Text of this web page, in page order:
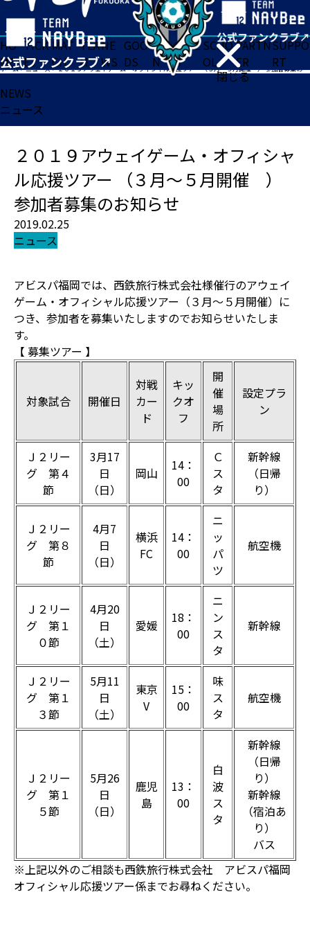
閉じる
HO
ME
TICK
ET
MAT
CH
TEA
M
NE
WS
GOO
DS
FA
N
ACADE
MY
SCHO
OL
PARTN
ER
SUPPO
RT
ホーム>ニュース>２０１９アウェイゲーム・オフィシャル応援ツアー （３月～５月開催 ） 参加者募集のお知らせ
NEWS
ニュース
２０１９アウェイゲーム・オフィシャ
ル応援ツアー （３月～５月開催 ）
参加者募集のお知らせ
2019.02.25
ニュース
アビスパ福岡では、西鉄旅行株式会社様催行のアウェイ
ゲーム・オフィシャル応援ツアー（３月～５月開催）に
つき、参加者を募集いたしますのでお知らせいたしま
す。
【 募集ツアー 】
対象試合 開催日
対戦
カー
ド
キッ
クオ
フ
開
催
場
所
設定プラ
ン
Ｊ２リー
グ 第４
節
3月17
日
（日）
岡山
14：
00
Ｃ
ス
タ
新幹線
（日帰
り）
Ｊ２リー
グ 第８
節
4月7
日
（日）
横浜
FC
14：
00
ニ
ッ
パ
ツ
航空機
Ｊ２リー
グ 第１
０節
4月20
日
（土）
愛媛
18：
00
ニ
ン
ス
タ
新幹線
Ｊ２リー
グ 第１
３節
5月11
日
（土）
東京
V
15：
00
味
ス
タ
航空機
Ｊ２リー
グ 第１
５節
5月26
日
（日）
鹿児
島
13：
00
白
波
ス
タ
新幹線
（日帰
り）
新幹線
（宿泊あ
り）
バス
※上記以外のご相談も西鉄旅行株式会社 アビスパ福岡
オフィシャル応援ツアー係までお尋ねください。